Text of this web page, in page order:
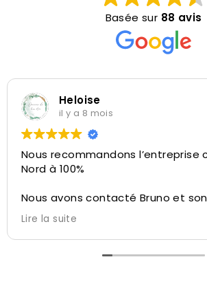
Basée sur 88 avis
Heloise
il y a 8 mois
Nous recommandons l’entreprise
Nord à 100%
Nous avons contacté Bruno et
la réalisation de l’aménagement
combles.
Bruno a su nous conseiller et
qu’il été possible de faire avec
Lire la suite